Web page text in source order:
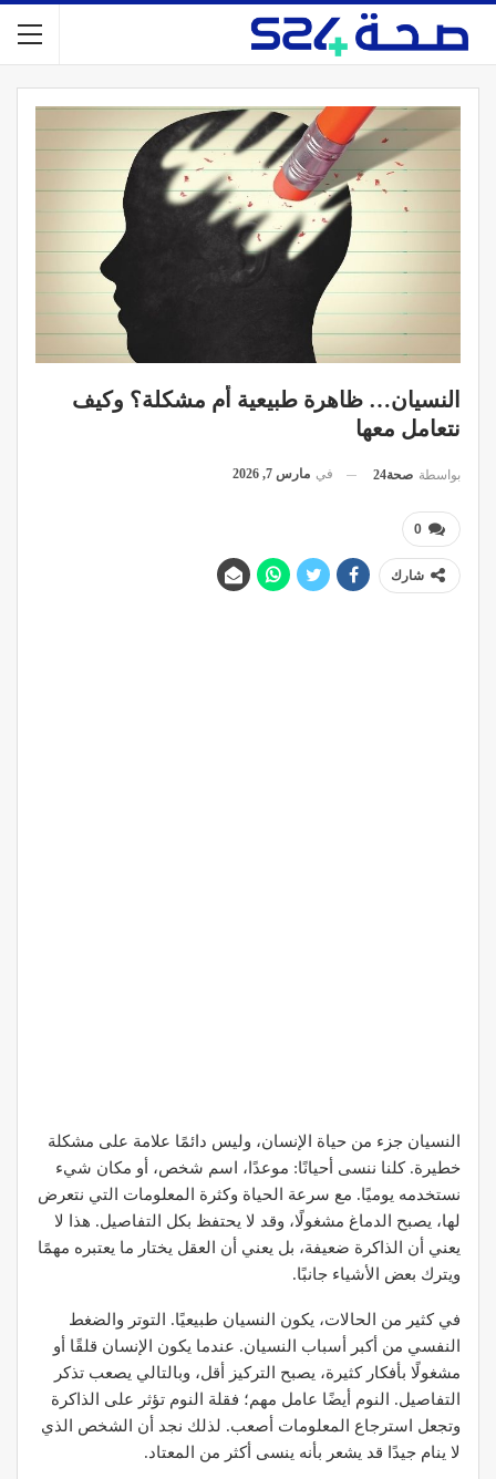
النسيان… ظاهرة طبيعية أم مشكلة؟ وكيف
نتعامل معها
بواسطة صحة24 في مارس 7, 2026
0
شارك
النسيان جزء من حياة الإنسان، وليس دائمًا علامة على مشكلة
خطيرة. كلنا ننسى أحيانًا: موعدًا، اسم شخص، أو مكان شيء
نستخدمه يوميًا. مع سرعة الحياة وكثرة المعلومات التي نتعرض
لها، يصبح الدماغ مشغولًا، وقد لا يحتفظ بكل التفاصيل. هذا لا
يعني أن الذاكرة ضعيفة، بل يعني أن العقل يختار ما يعتبره مهمًا
ويترك بعض الأشياء جانبًا.
في كثير من الحالات، يكون النسيان طبيعيًا. التوتر والضغط
النفسي من أكبر أسباب النسيان. عندما يكون الإنسان قلقًا أو
مشغولًا بأفكار كثيرة، يصبح التركيز أقل، وبالتالي يصعب تذكر
التفاصيل. النوم أيضًا عامل مهم؛ فقلة النوم تؤثر على الذاكرة
وتجعل استرجاع المعلومات أصعب. لذلك نجد أن الشخص الذي
لا ينام جيدًا قد يشعر بأنه ينسى أكثر من المعتاد.